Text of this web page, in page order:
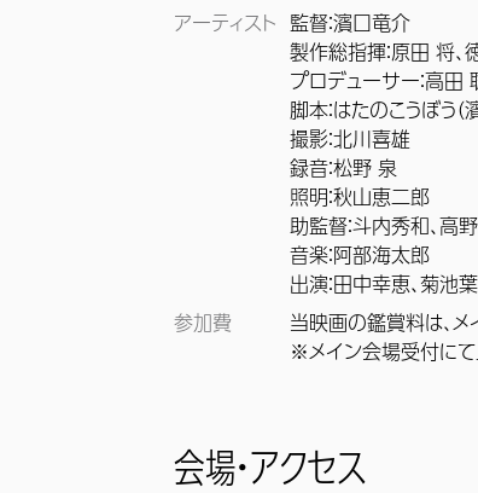
アーティスト 監督：濱口竜介
製作総指揮：原田 将、
プロデューサー：高田
脚本：はたのこうぼう
撮影：北川喜雄
録音：松野 泉
照明：秋山恵二郎
助監督：斗内秀和、高
音楽：阿部海太郎
出演：田中幸恵、菊池
参加費
当映画の鑑賞料は、
※メイン会場受付にて
会場・アクセス